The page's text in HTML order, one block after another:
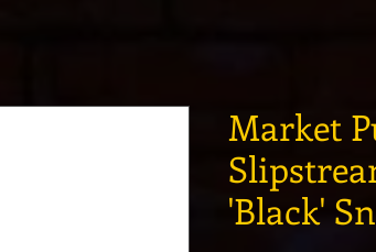
Market
'Black'